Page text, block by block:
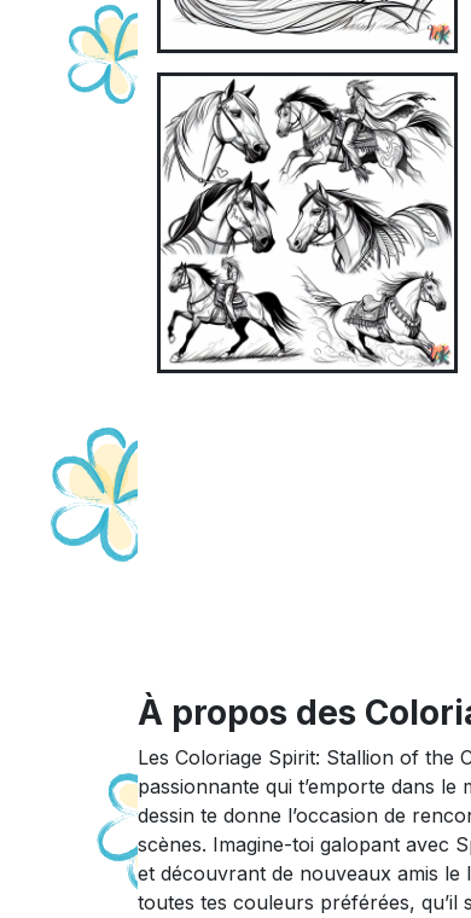
À propos des
Les Coloriage Spirit: Stallion of the
passionnante qui t’emporte dans
dessin te donne l’occasion de
scènes. Imagine-toi galopant avec
et découvrant de nouveaux amis
toutes tes couleurs préférées, qu’il